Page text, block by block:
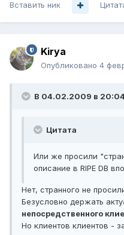
Вставить ник
Kirya
Опубликовано 4
В 04.02.2009 в
Цитата
Или же просили
описание в RIPE DB
Нет, странного не
Безусловно держать
непосредственного
Но клиентов клиентов -